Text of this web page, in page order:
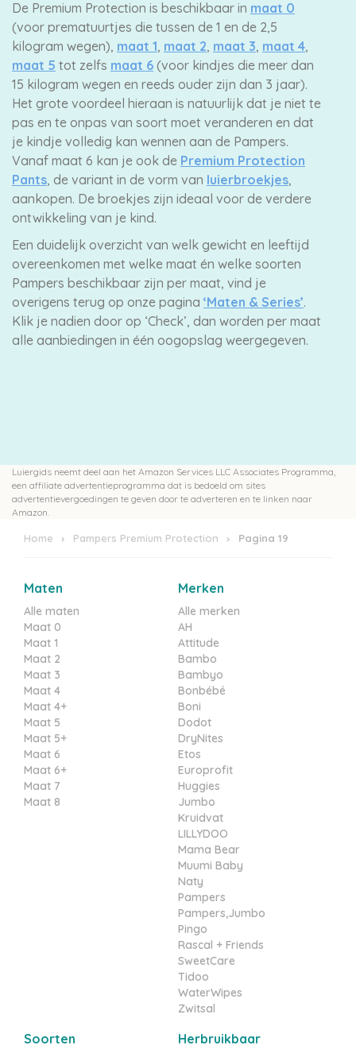
De Premium Protection is beschikbaar in maat 0
(voor prematuurtjes die tussen de 1 en de 2,5
kilogram wegen), maat 1 maat 2 maat 3 maat 4
maat 5 tot zelfs maat 6 (voor kindjes die meer dan
15 kilogram wegen en reeds ouder zijn dan 3 jaar).
Het grote voordeel hieraan is natuurlijk dat je niet te
pas en te onpas van soort moet veranderen en dat
je kindje volledig kan wennen aan de Pampers.
Vanaf maat 6 kan je ook de Premium Protection
Pants , de variant in de vorm van luierbroekjes
aankopen. De broekjes zijn ideaal voor de verdere
ontwikkeling van je kind.
Een duidelijk overzicht van welk gewicht en leeftijd
overeenkomen met welke maat én welke soorten
Pampers beschikbaar zijn per maat, vind je
overigens terug op onze pagina ‘Maten & Series’.
Klik je nadien door op ‘Check’, dan worden per maat
alle aanbiedingen in één oogopslag weergegeven.
Luiergids neemt deel aan het Amazon Services LLC Associates Programma,
een affiliate advertentieprogramma dat is bedoeld om sites
advertentievergoedingen te geven door te adverteren en te linken naar
Amazon.
Home Pampers Premium Protection Pagina 19
Maten
Alle maten
Maat 0
Maat 1
Maat 2
Maat 3
Maat 4
Maat 4+
Maat 5
Maat 5+
Maat 6
Maat 6+
Maat 7
Maat 8
Merken
Alle merken
AH
Attitude
Bambo
Bambyo
Bonbébé
Boni
Dodot
DryNites
Etos
Europrofit
Huggies
Jumbo
Kruidvat
LILLYDOO
Mama Bear
Muumi Baby
Naty
Pampers
Pampers,Jumbo
Pingo
Rascal + Friends
SweetCare
Tidoo
WaterWipes
Zwitsal
Soorten Herbruikbaar